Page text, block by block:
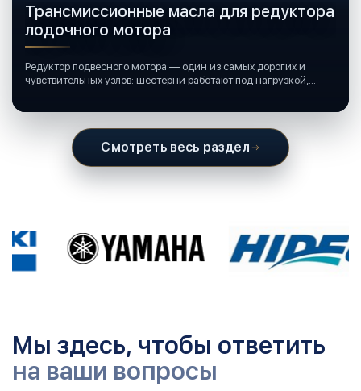
Трансмиссионные масла для редуктора
лодочного мотора
Редуктор подвесного мотора — один из самых дорогих и
чувствительных узлов: шестерни работают под нагрузкой,
Смотреть весь раздел
Мы здесь, чтобы ответить
на ваши вопросы